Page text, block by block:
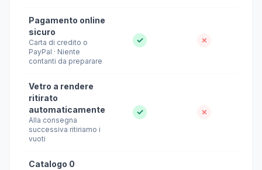
Pagamento online
sicuro
Carta di credito o
PayPal · Niente
contanti da preparare
✓ ✗
Vetro a rendere
ritirato
automaticamente
Alla consegna
successiva ritiriamo i
vuoti
✓ ✗
Catalogo 0